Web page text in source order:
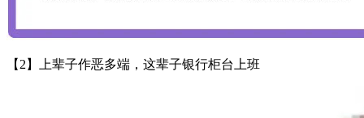
【2】上辈子作恶多端，这辈子银行柜台上班